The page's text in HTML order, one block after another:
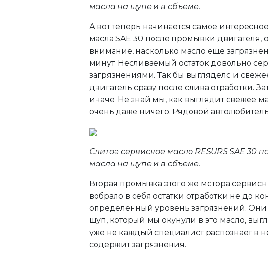
масла на щупе и в объеме.
А вот теперь начинается самое
масла SAE 30 после промывки двигателя,
внимание, насколько масло еще
минут. Несливаемый остаток довольно
загрязнениями. Так бы выглядело и
двигатель сразу после слива отработки.
иначе. Не знай мы, как выглядит свежее
очень даже ничего. Рядовой
Слитое сервисное масло RESURS SAE 30
масла на щупе и в объеме.
Вторая промывка этого же мотора
вобрало в себя остатки отработки не до
определенный уровень загрязнений. Они
щуп, который мы окунули в это масло,
уже не каждый специалист распознает в
содержит загрязнения.